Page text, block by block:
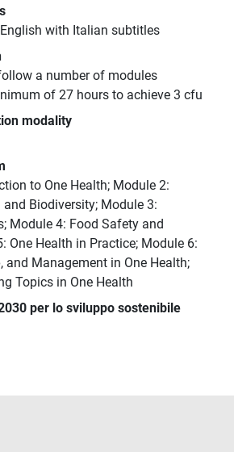
with Italian subtitles
a number of modules
of 27 hours to achieve 3 cfu
modality
to One Health; Module 2:
and Biodiversity; Module 3:
Module 4: Food Safety and
One Health in Practice; Module 6:
and Management in One Health;
Topics in One Health
per lo sviluppo sostenibile